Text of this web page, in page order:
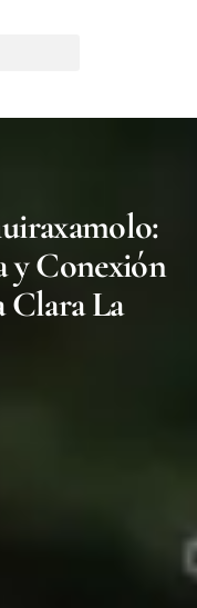
y Conexión
Clara La